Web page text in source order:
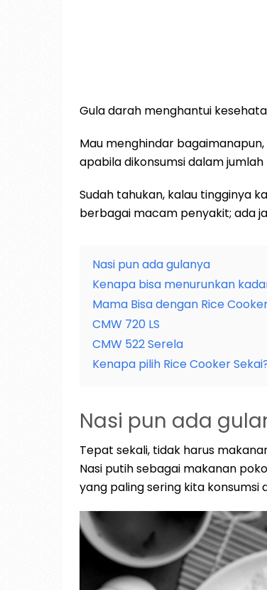
Gula darah menghantui
Mau menghindar
apabila dikonsumsi dalam
Sudah tahukan, kalau tingginya
berbagai macam penyakit; ada
Nasi pun ada gulanya
Kenapa bisa menurunkan
Mama Bisa dengan Rice
CMW 720 LS
CMW 522 Serela
Kenapa pilih Rice Cooker
Nasi pun ada
Tepat sekali, tidak harus
Nasi putih sebagai makanan
yang paling sering kita konsumsi